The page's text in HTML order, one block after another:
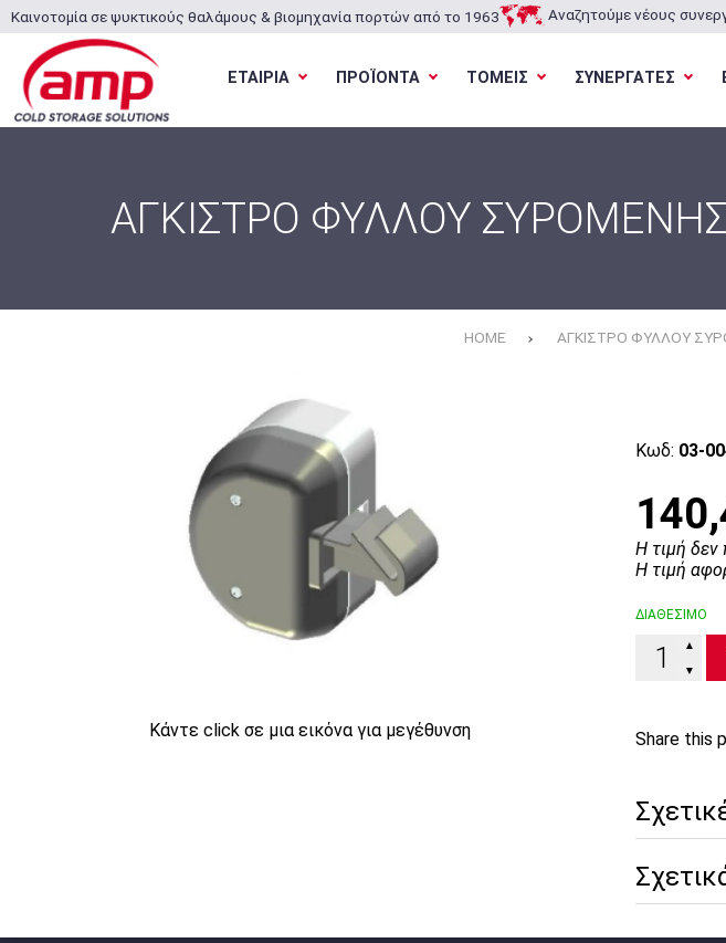
Καινοτομία σε ψυκτικούς θαλάμους & βιομηχανία πορτών από το 1963 Αναζητούμε νέους
ΕΤΑΙΡΙΑ ΠΡΟΪΟΝΤΑ ΤΟΜΕΙΣ ΣΥΝΕΡΓΑΤΕΣ
ΑΓΚΙΣΤΡΟ ΦΥΛΛΟΥ
HOME ΑΓΚΙΣΤΡΟ ΦΥΛΛΟΥ
Κάντε click σε μια εικόνα για μεγέθυνση
Κωδ: 03-
Η τιμή δεν
Η τιμή
ΔΙΑΘΕΣΙΜΟ
▼
▲
Share this